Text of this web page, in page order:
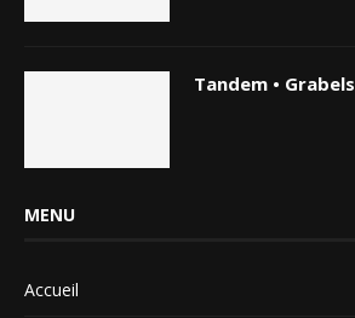
Tandem • Grabels
MENU
Accueil